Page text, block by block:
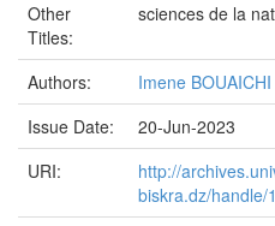
Other
Titles:
sciences de la
Authors:
Imene
Issue Date:
20-Jun-2023
URI:
http://
biskra.dz/